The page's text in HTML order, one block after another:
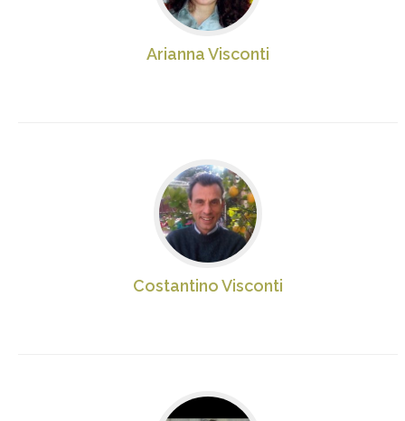
Arianna Visconti
Costantino Visconti